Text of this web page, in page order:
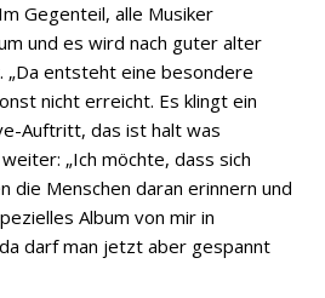
Gegenteil, alle Musiker
und es wird nach guter alter
„Da entsteht eine besondere
nicht erreicht. Es klingt ein
Auftritt, das ist halt was
„Ich möchte, dass sich
die Menschen daran erinnern und
Album von mir in
da darf man jetzt aber gespannt